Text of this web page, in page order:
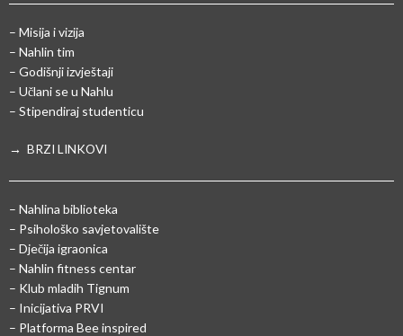
– Misija i vizija
– Nahlin tim
– Godišnji izvještaji
– Učlani se u Nahlu
– Stipendiraj studenticu
→ BRZI LINKOVI
– Nahlina biblioteka
– Psihološko savjetovalište
– Dječija igraonica
– Nahlin fitness centar
– Klub mladih Tignum
– Inicijativa PRVI
– Platforma Bee inspired